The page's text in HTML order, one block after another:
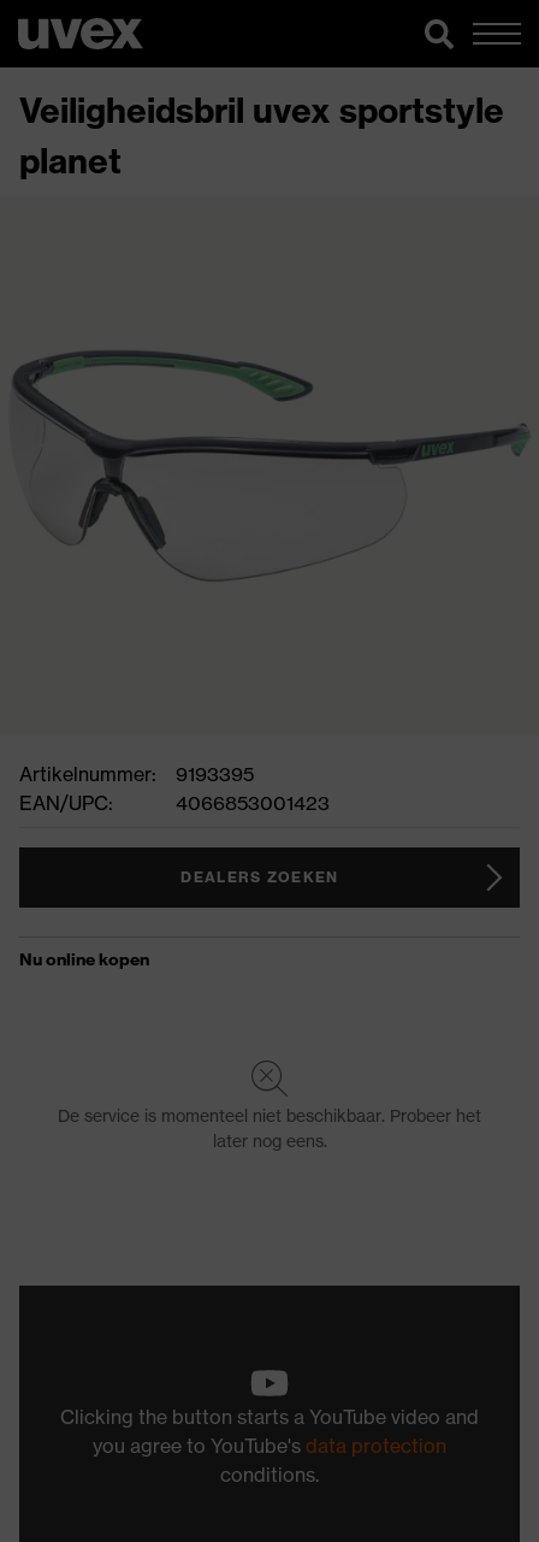
Veiligheidsbril uvex sportstyle
planet
Artikelnummer:
9193395
EAN/UPC:
4066853001423
DEALERS ZOEKEN
Clicking the button starts a YouTube video and
you agree to YouTube's data protection
conditions.